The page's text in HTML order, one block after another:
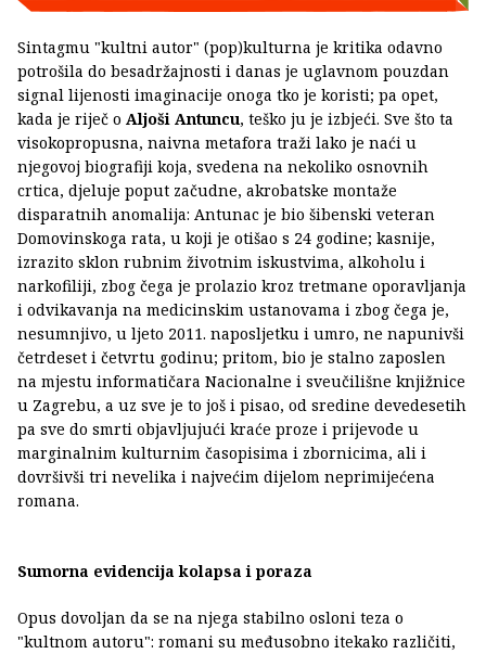
Sintagmu "kultni autor" (pop)kulturna je kritika odavno
potrošila do besadržajnosti i danas je uglavnom pouzdan
signal lijenosti imaginacije onoga tko je koristi; pa opet,
kada je riječ o Aljoši Antuncu, teško ju je izbjeći. Sve što ta
visokopropusna, naivna metafora traži lako je naći u
njegovoj biografiji koja, svedena na nekoliko osnovnih
crtica, djeluje poput začudne, akrobatske montaže
disparatnih anomalija: Antunac je bio šibenski veteran
Domovinskoga rata, u koji je otišao s 24 godine; kasnije,
izrazito sklon rubnim životnim iskustvima, alkoholu i
narkofiliji, zbog čega je prolazio kroz tretmane oporavljanja
i odvikavanja na medicinskim ustanovama i zbog čega je,
nesumnjivo, u ljeto 2011. naposljetku i umro, ne napunivši
četrdeset i četvrtu godinu; pritom, bio je stalno zaposlen
na mjestu informatičara Nacionalne i sveučilišne knjižnice
u Zagrebu, a uz sve je to još i pisao, od sredine devedesetih
pa sve do smrti objavljujući kraće proze i prijevode u
marginalnim kulturnim časopisima i zbornicima, ali i
dovršivši tri nevelika i najvećim dijelom neprimijećena
romana.
Sumorna evidencija kolapsa i poraza
Opus dovoljan da se na njega stabilno osloni teza o
"kultnom autoru": romani su međusobno itekako različiti,